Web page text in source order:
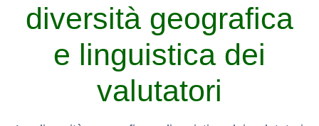
diversità geografica
e linguistica dei
valutatori